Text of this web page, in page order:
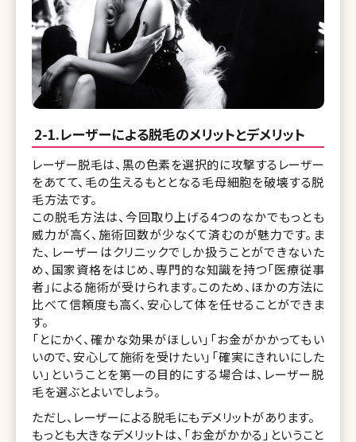
2-1.レーザーによる脱毛のメリットとデメリット
レーザー脱毛は、黒の色素を選択的に攻撃するレーザー
をあてて、毛の生えるもととなる毛母細胞を破壊する脱
毛方法です。
この脱毛方法は、今回取り上げる4つのなかでもっとも
威力が高く、施術回数が少なくて済むのが魅力です。ま
た、レーザーはクリニックでしか扱うことができないた
め、国家資格をはじめ、専門的な知識を持つ「医療従事
者」による施術が受けられます。このため、ほかの方法に
比べて信頼度も高く、安心して体を任せることができま
す。
「とにかく、確かな効果がほしい」「お金がかかってもい
いので、安心して施術を受けたい」「確実にきれいにした
い」ということを第一の目的にする場合は、レーザー脱
毛を選ぶとよいでしょう。
ただし、レーザーによる脱毛にもデメリットがあります。
もっとも大きなデメリットは、「お金がかかる」ということ